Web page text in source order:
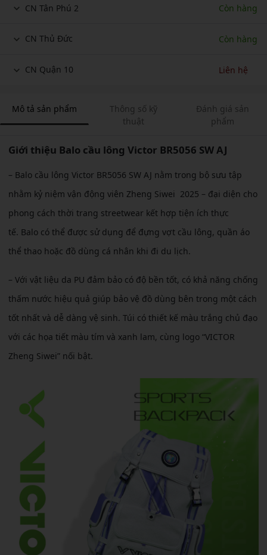
CN Tân Phú 2 Còn hàng
CN Thủ Đức Còn hàng
CN Quận 10 Liên hệ
Mô tả sản phẩm
Thông số kỹ
thuật
Đánh giá sản
phẩm
Giới thiệu Balo cầu lông Victor BR5056 SW AJ
– Balo cầu lông Victor BR5056 SW AJ nằm trong bộ sưu tập
nhằm kỷ niệm vận động viên Zheng Siwei 2025 – đại diện cho
phong cách thời trang streetwear kết hợp tiện ích thực
tế. Balo có thể được sử dụng để đựng vợt cầu lông, quần áo
thể thao hoặc đồ dùng cá nhân khi đi du lịch.
– Với vật liệu da PU đảm bảo có độ bền tốt, có khả năng chống
thấm nước hiệu quả giúp bảo vệ đồ dùng bên trong một cách
tốt nhất và dễ dàng vệ sinh. Túi có thiết kế màu trắng chủ đạo
với các họa tiết màu tím và xanh lam, cùng logo “VICTOR
Zheng Siwei” nối bật.